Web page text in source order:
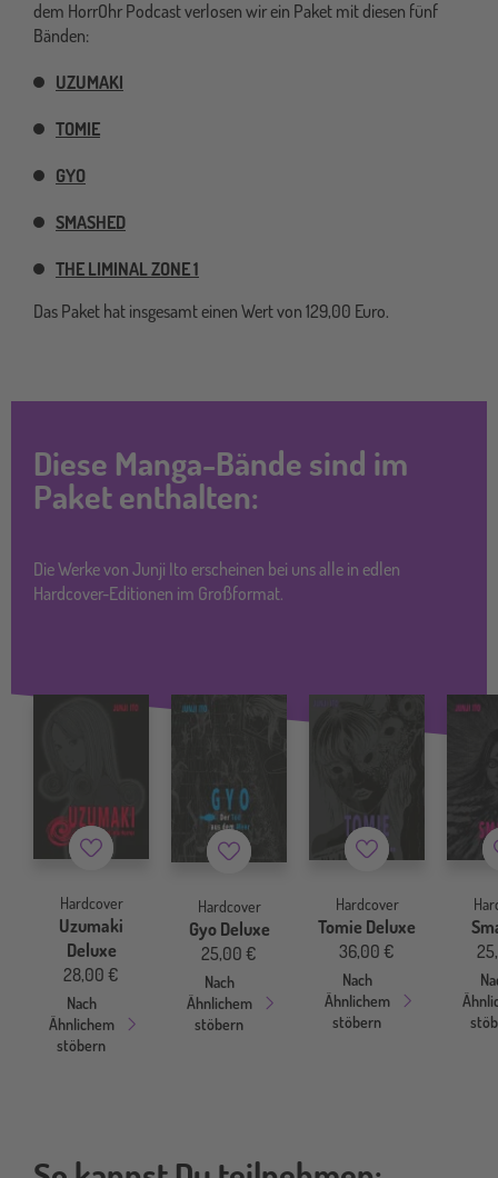
dem HorrOhr Podcast verlosen wir ein Paket mit diesen fünf
Bänden:
UZUMAKI
TOMIE
GYO
SMASHED
THE LIMINAL ZONE 1
Das Paket hat insgesamt einen Wert von 129,00 Euro.
Diese Manga-Bände sind im
Paket enthalten:
Die Werke von Junji Ito erscheinen bei uns alle in edlen
Hardcover-Editionen im Großformat.
Merkzettel
Hardcover
Uzumaki
Deluxe
28,00 €
Nach
Ähnlichem
stöbern
Merkzettel
Hardcover
Gyo Deluxe
25,00 €
Nach
Ähnlichem
stöbern
Merkzettel
Hardcover
Tomie Deluxe
36,00 €
Nach
Ähnlichem
stöbern